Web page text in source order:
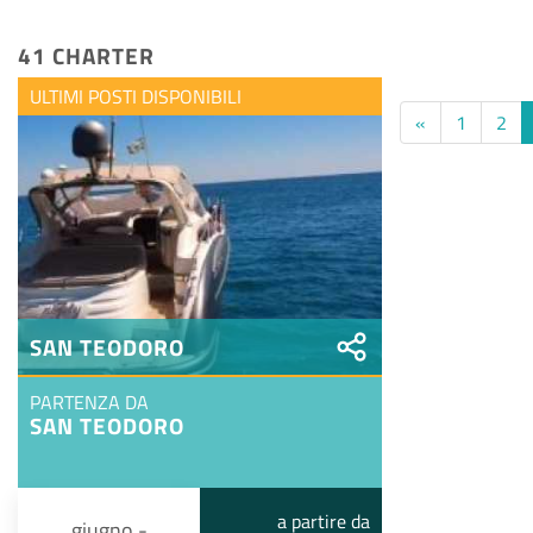
41 CHARTER
ULTIMI POSTI DISPONIBILI
SAN TEODORO
PARTENZA DA
SAN TEODORO
a partire da
« 1 2